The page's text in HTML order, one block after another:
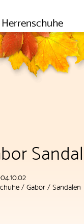
Herrenschuhe
/Gabor/Sandalen